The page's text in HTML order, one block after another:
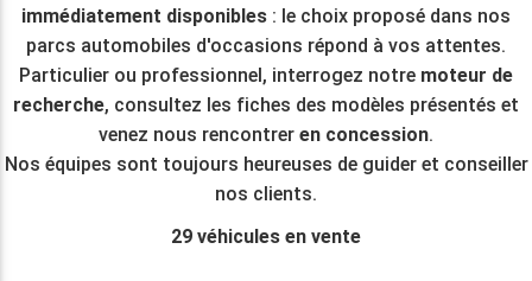
immédiatement disponibles : le choix proposé dans nos
parcs automobiles d'occasions répond à vos attentes.
Particulier ou professionnel, interrogez notre moteur de
recherche, consultez les fiches des modèles présentés et
venez nous rencontrer en concession.
Nos équipes sont toujours heureuses de guider et conseiller
nos clients.
29 véhicules en vente